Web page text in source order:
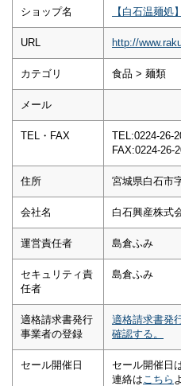
ショップ名 【白石温麺処
URL http://
カテゴリ 食品 > 麺類
メール
TEL・FAX
TEL:0224-26-
FAX:0224-26-
住所 宮城県白石市
会社名 白石興産株式
運営責任者 島倉ふみ
セキュリティ責
任者
島倉ふみ
適格請求書発行
事業者の登録
適格請求書発
確認する。
セール開催日
セール開催日
連絡は こちら